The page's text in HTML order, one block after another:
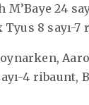
M’Baye 24
8 sayı-7
4